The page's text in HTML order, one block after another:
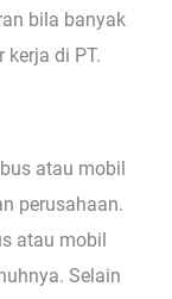
bila banyak
di PT.
atau mobil
perusahaan.
atau mobil
Selain